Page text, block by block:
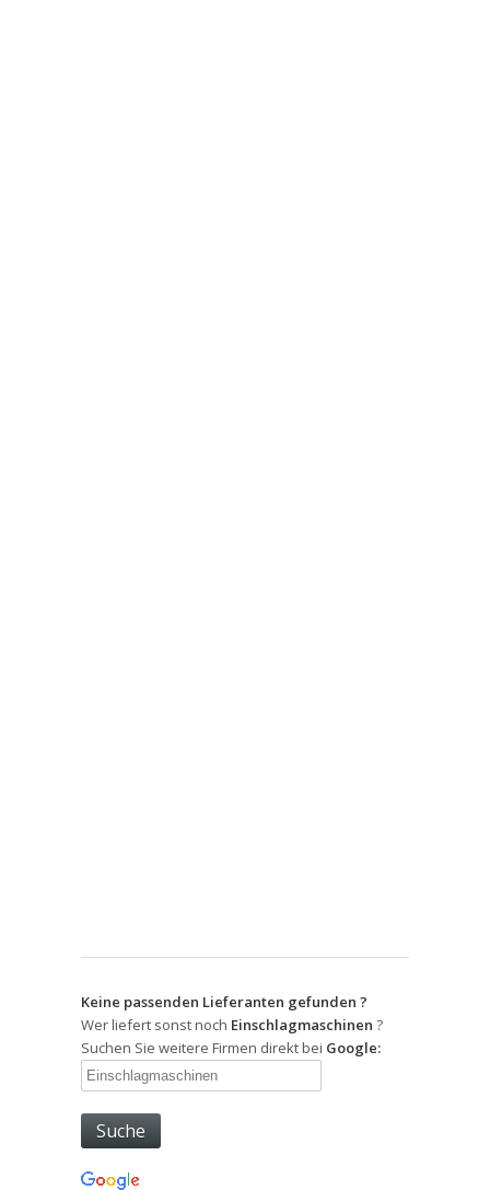
Keine passenden Lieferanten gefunden ?
Wer liefert sonst noch Einschlagmaschinen ?
Suchen Sie weitere Firmen direkt bei Google: